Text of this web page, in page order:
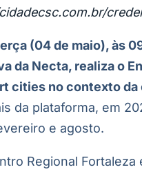
(04 de maio), às
da Necta, realiza o
cities no contexto
da plataforma, em
e agosto.
Regional Fortaleza